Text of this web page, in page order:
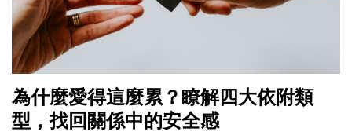
為什麼愛得這麼累？瞭解四大依附類
型，找回關係中的安全感